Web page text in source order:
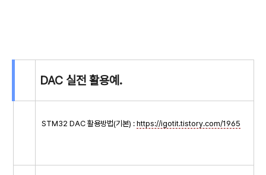
DAC 실전 활용예.
STM32 DAC 활용방법(기본) : https://igotit.tistory.com/1965